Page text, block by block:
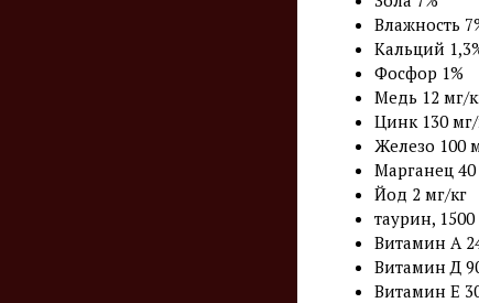
Влажность
Кальций
Фосфор 1%
Медь 12 мг/
Цинк 130 мг/
Железо 100
Марганец 40
Йод 2 мг/кг
таурин,
Витамин А
Витамин Д
Витамин Е